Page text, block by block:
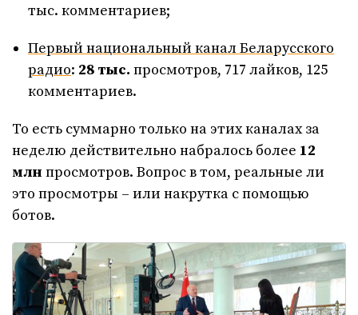
тыс. комментариев;
Первый национальный канал Беларусского
радио: 28 тыс. просмотров, 717 лайков, 125
комментариев.
То есть суммарно только на этих каналах за
неделю действительно набралось более 12
млн просмотров. Вопрос в том, реальные ли
это просмотры – или накрутка с помощью
ботов.